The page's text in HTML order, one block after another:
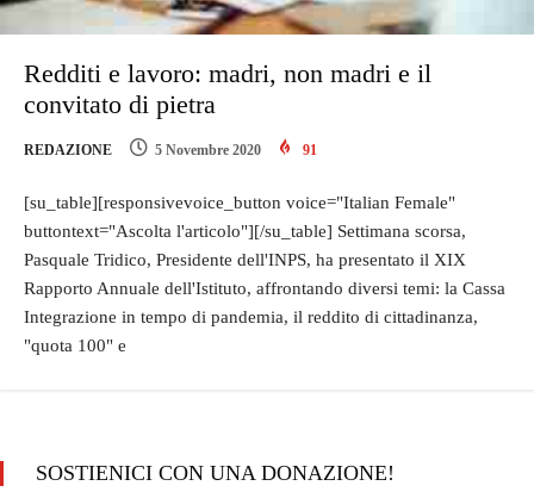
Redditi e lavoro: madri, non madri e il
convitato di pietra
REDAZIONE 5 Novembre 2020 91
[su_table][responsivevoice_button voice="Italian Female"
buttontext="Ascolta l'articolo"][/su_table] Settimana scorsa,
Pasquale Tridico, Presidente dell'INPS, ha presentato il XIX
Rapporto Annuale dell'Istituto, affrontando diversi temi: la Cassa
Integrazione in tempo di pandemia, il reddito di cittadinanza,
"quota 100" e
SOSTIENICI CON UNA DONAZIONE!